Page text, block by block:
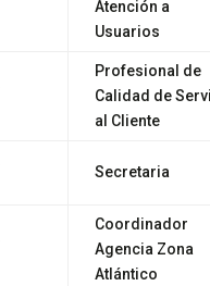
Atención a
Usuarios
Profesional de
Calidad de
al Cliente
Secretaria
Coordinador
Agencia Zona
Atlántico